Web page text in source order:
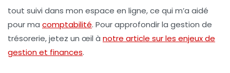
tout suivi dans mon espace en ligne, ce qui m’a aidé
pour ma comptabilité. Pour approfondir la gestion de
trésorerie, jetez un œil à notre article sur les enjeux de
gestion et finances.